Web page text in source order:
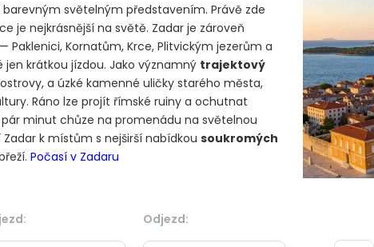
světelným představením. Právě zde
je nejkrásnější na světě. Zadar je zároveň
Paklenici, Kornatům, Krce, Plitvickým jezerům a
krátkou jízdou. Jako významný trajektový
a úzké kamenné uličky starého města,
Ráno lze projít římské ruiny a ochutnat
minut chůze na promenádu na světelnou
k místům s nejširší nabídkou soukromých
Počasí v Zadaru
Odjezd: